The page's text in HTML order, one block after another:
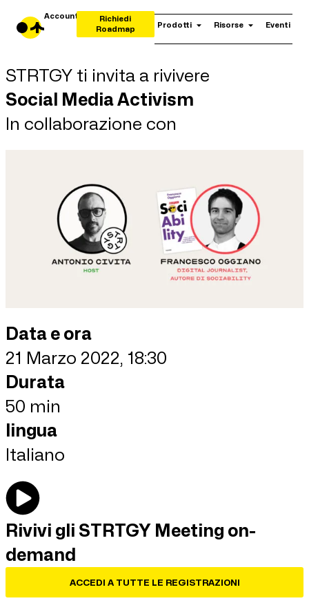
Prodotti Risorse Eventi
Account
Richiedi
Roadmap
STRTGY ti invita a rivivere
Social Media Activism
In collaborazione con
Data e ora
21 Marzo 2022, 18:30
Durata
50 min
lingua
Italiano
Rivivi gli STRTGY Meeting on-
demand
ACCEDI A TUTTE LE REGISTRAZIONI